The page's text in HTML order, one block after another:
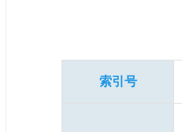
索引号